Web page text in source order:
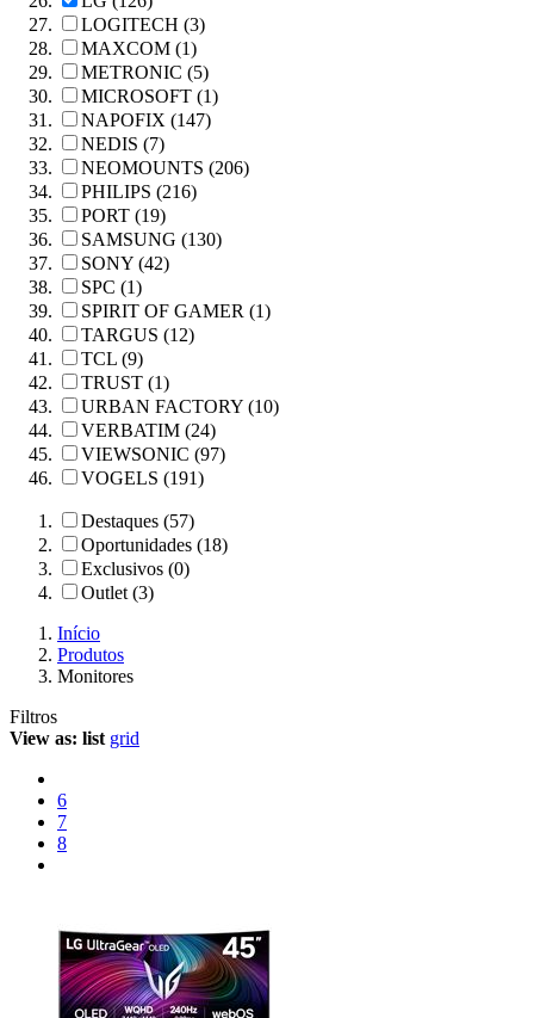
LOGITECH (3)
MAXCOM (1)
METRONIC (5)
MICROSOFT (1)
NAPOFIX (147)
NEDIS (7)
NEOMOUNTS (206)
PHILIPS (216)
PORT (19)
SAMSUNG (130)
SONY (42)
SPC (1)
SPIRIT OF GAMER (1)
TARGUS (12)
TCL (9)
TRUST (1)
URBAN FACTORY (10)
VERBATIM (24)
VIEWSONIC (97)
VOGELS (191)
Destaques (57)
Oportunidades (18)
Exclusivos (0)
Outlet (3)
Início
Produtos
Monitores
Filtros
View as: list grid
6
7
8